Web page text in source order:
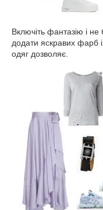
Включіть фантазію і
додати яскравих фарб
одяг дозволяє.